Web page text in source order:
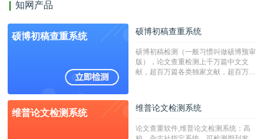
知网产品
硕博初稿查重系统 硕博初稿查重系统
硕博初稿检测（一般习惯叫做硕博预审
版），论文查重检测上千万篇中文文
献，超百万篇各类独家文献，超百万港
校用来检测硕博论文的系统，检测范围
广，数据来源真实，检测算法合理!本
字符数30万）
维普论文检测系统 维普论文检测系统
论文查重软件,维普论文检测系统：高